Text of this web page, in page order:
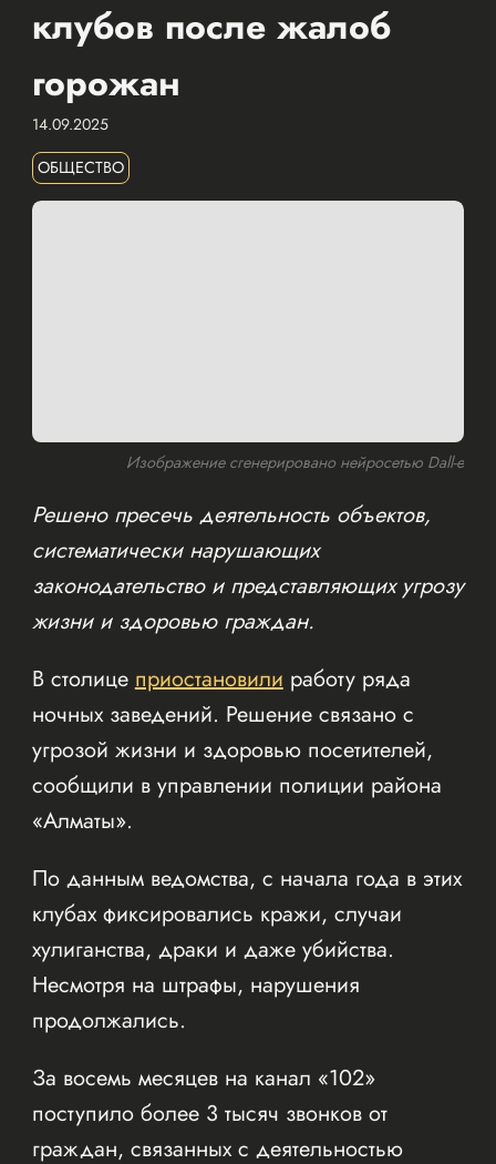
клубов после жалоб
горожан
14.09.2025
ОБЩЕСТВО
Изображение сгенерировано нейросетью Dall-e
Решено пресечь деятельность объектов,
систематически нарушающих
законодательство и представляющих угрозу
жизни и здоровью граждан.
В столицеприостановилиработу ряда
ночных заведений. Решение связано с
угрозой жизни и здоровью посетителей,
сообщили в управлении полиции района
«Алматы».
По данным ведомства, с начала года в этих
клубах фиксировались кражи, случаи
хулиганства, драки и даже убийства.
Несмотря на штрафы, нарушения
продолжались.
За восемь месяцев на канал «102»
поступило более 3 тысяч звонков от
граждан, связанных с деятельностью